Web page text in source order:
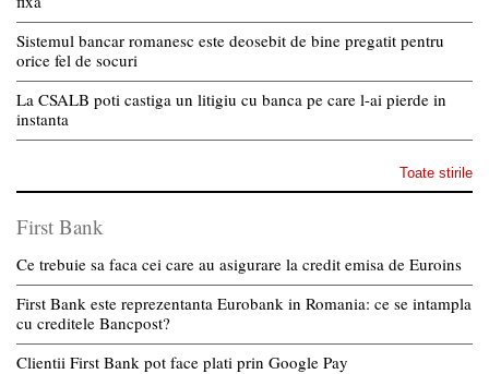
Sistemul bancar romanesc este deosebit de bine pregatit pentru
orice fel de socuri
La CSALB poti castiga un litigiu cu banca pe care l-ai pierde in
instanta
Toate stirile
First Bank
Ce trebuie sa faca cei care au asigurare la credit emisa de Euroins
First Bank este reprezentanta Eurobank in Romania: ce se intampla
cu creditele Bancpost?
Clientii First Bank pot face plati prin Google Pay